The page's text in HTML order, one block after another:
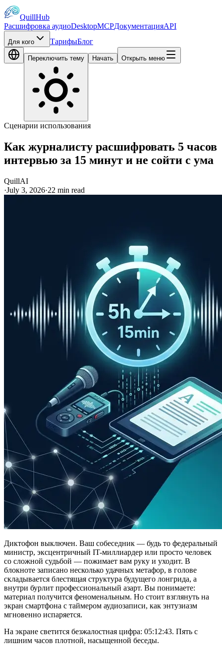
QuillHub
Расшифровка аудиоDesktopMCPДокументацияAPI
Для кого ТарифыБлог
Переключить тему Начать Открыть меню
Сценарии использования
Как журналисту расшифровать 5 часов
интервью за 15 минут и не сойти с ума
QuillAI
·July 3, 2026·22 min read
Диктофон выключен. Ваш собеседник — будь то федеральный
министр, эксцентричный IT-миллиардер или просто человек
со сложной судьбой — пожимает вам руку и уходит. В
блокноте записано несколько удачных метафор, в голове
складывается блестящая структура будущего лонгрида, а
внутри бурлит профессиональный азарт. Вы понимаете:
материал получится феноменальным. Но стоит взглянуть на
экран смартфона с таймером аудиозаписи, как энтузиазм
мгновенно испаряется.
На экране светится безжалостная цифра: 05:12:43. Пять с
лишним часов плотной, насыщенной беседы.